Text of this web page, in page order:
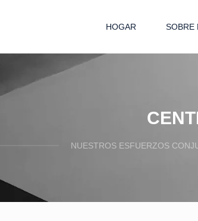
HOGAR SOBRE
NUESTROS ESFUERZOS